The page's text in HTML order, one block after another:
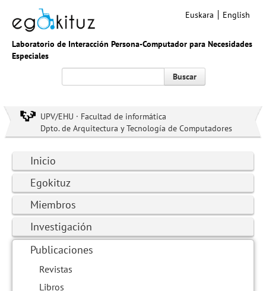
Laboratorio de Interacción Persona-Computador para Necesidades
Especiales
Euskara English
Buscar
UPV/EHU · Facultad de informática
Dpto. de Arquitectura y Tecnología de Computadores
Inicio
Egokituz
Miembros
Investigación
Publicaciones
Revistas
Libros